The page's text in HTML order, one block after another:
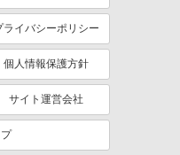
自由
通勤OK
会保険あり
ライバシーポリシー
個人情報保護方針
サイト運営会社